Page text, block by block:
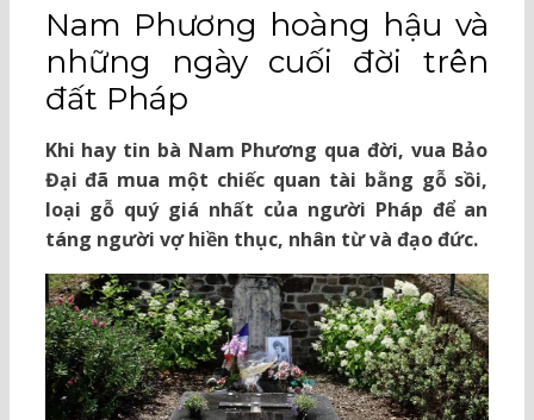
ON
Nam Phương hoàng hậu và
những ngày cuối đời trên
đất Pháp
Khi hay tin bà Nam Phương qua đời, vua Bảo
Đại đã mua một chiếc quan tài bằng gỗ sồi,
loại gỗ quý giá nhất của người Pháp để an
táng người vợ hiền thục, nhân từ và đạo đức.